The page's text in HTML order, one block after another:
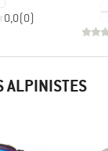
0,0(0)
ALPINISTES